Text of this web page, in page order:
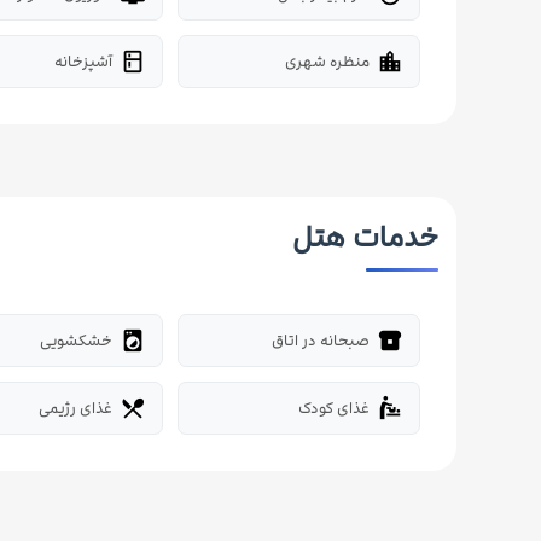
location_city منظره شهری kitchen آشپزخانه
خدمات هتل
breakfast_dining صبحانه در اتاق local_laundry_service خشکشویی
baby_changing_station غذای کودک restaurant_menu غذای رژیمی